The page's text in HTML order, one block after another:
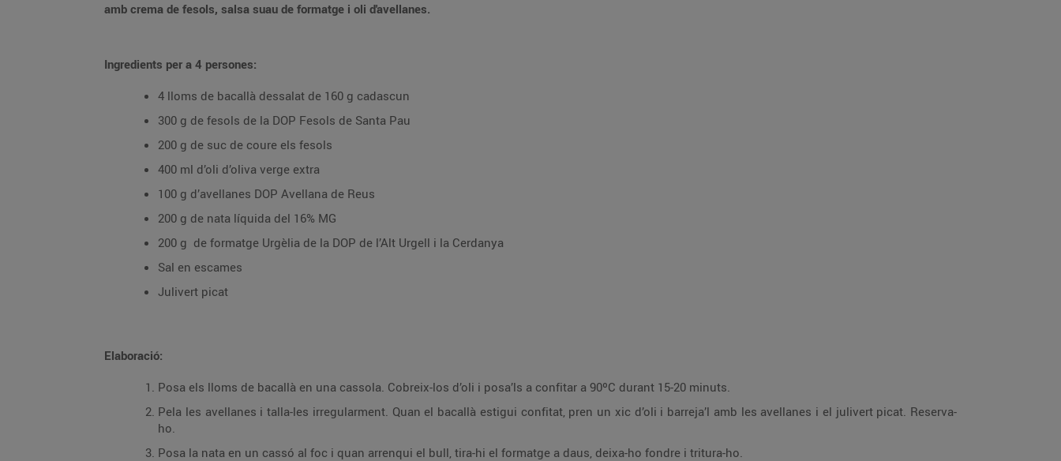
amb crema de fesols, salsa suau de formatge i oli d'avellanes.
Ingredients per a 4 persones:
4 lloms de bacallà dessalat de 160 g cadascun
300 g de fesols de la DOP Fesols de Santa Pau
200 g de suc de coure els fesols
400 ml d’oli d’oliva verge extra
100 g d’avellanes DOP Avellana de Reus
200 g de nata líquida del 16% MG
200 g de formatge Urgèlia de la DOP de l’Alt Urgell i la Cerdanya
Sal en escames
Julivert picat
Elaboració:
Posa els lloms de bacallà en una cassola. Cobreix-los d’oli i posa’ls a confitar a 90ºC durant 15-20 minuts.
Pela les avellanes i talla-les irregularment. Quan el bacallà estigui confitat, pren un xic d’oli i barreja’l amb les avellanes i el julivert picat. Reserva-
ho.
Posa la nata en un cassó al foc i quan arrenqui el bull, tira-hi el formatge a daus, deixa-ho fondre i tritura-ho.